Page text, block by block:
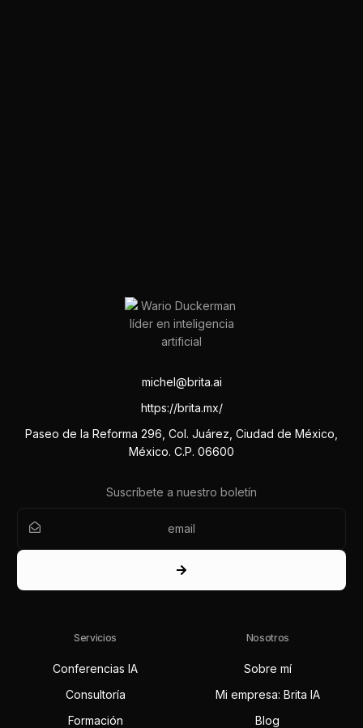
michel@brita.ai
https://brita.mx/
Paseo de la Reforma 296, Col. Juárez, Ciudad de México,
México. C.P. 06600
Suscríbete a nuestro boletín
Servicios
Conferencias IA
Consultoría
Formación
Nosotros
Sobre mí
Mi empresa: Brita IA
Blog